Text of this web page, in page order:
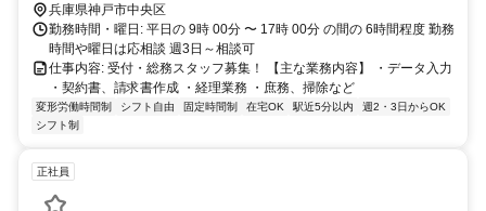
兵庫県神戸市中央区
勤務時間・曜日: 平日の 9時 00分 〜 17時 00分 の間の 6時間程度 勤務
時間や曜日は応相談 週3日～相談可
仕事内容: 受付・総務スタッフ募集！ 【主な業務内容】 ・データ入力
・契約書、請求書作成 ・経理業務 ・庶務、掃除など
変形労働時間制 シフト自由 固定時間制 在宅OK 駅近5分以内
週2・3日からOK
シフト制
正社員